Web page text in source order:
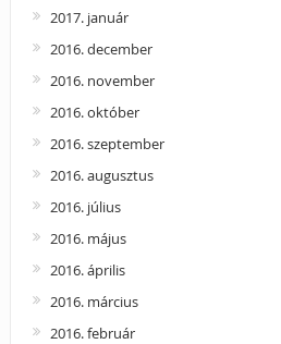
2017. január
2016. december
2016. november
2016. október
2016. szeptember
2016. augusztus
2016. július
2016. május
2016. április
2016. március
2016. február